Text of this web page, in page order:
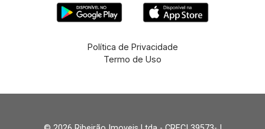
Política de Privacidade
Termo de Uso